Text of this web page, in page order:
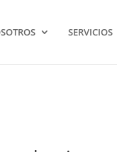
SERVICIOS